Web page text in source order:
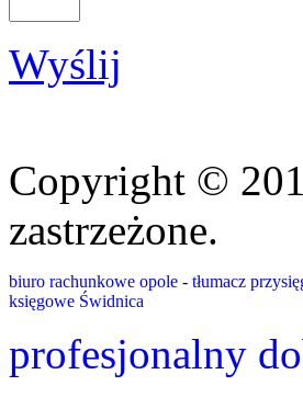
Wyślij
Copyright ©
zastrzeżone.
biuro rachunkowe opole - tłumacz
księgowe Świdnica
profesjonalny